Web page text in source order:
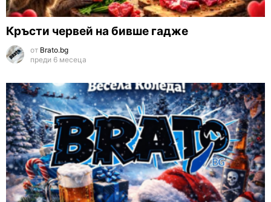
Кръсти червей на бивше гадже
от Brato.bg
преди 6 месеца